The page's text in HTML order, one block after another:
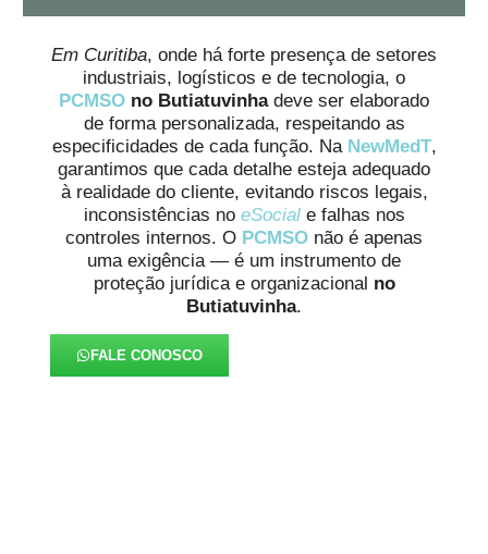
Em Curitiba, onde há forte presença de setores
industriais, logísticos e de tecnologia, o
PCMSO no Butiatuvinhadeve ser elaborado
de forma personalizada, respeitando as
especificidades de cada função. Na NewMedT,
garantimos que cada detalhe esteja adequado
à realidade do cliente, evitando riscos legais,
inconsistências no eSocial e falhas nos
controles internos. O PCMSO não é apenas
uma exigência — é um instrumento de
proteção jurídica e organizacional no
Butiatuvinha.
FALE CONOSCO